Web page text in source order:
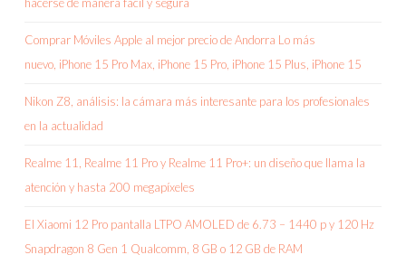
hacerse de manera fácil y segura
Comprar Móviles Apple al mejor precio de Andorra Lo más
nuevo, iPhone 15 Pro Max, iPhone 15 Pro, iPhone 15 Plus, iPhone 15
Nikon Z8, análisis: la cámara más interesante para los profesionales
en la actualidad
Realme 11, Realme 11 Pro y Realme 11 Pro+: un diseño que llama la
atención y hasta 200 megapíxeles
El Xiaomi 12 Pro pantalla LTPO AMOLED de 6.73 – 1440 p y 120 Hz
Snapdragon 8 Gen 1 Qualcomm, 8 GB o 12 GB de RAM